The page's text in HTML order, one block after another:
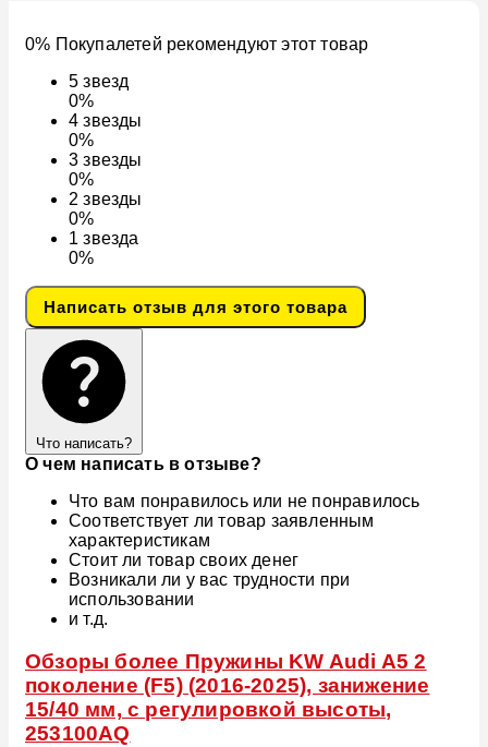
0% Покупалетей рекомендуют этот товар
5звезд
0%
4звезды
0%
3звезды
0%
2звезды
0%
1звезда
0%
Написать отзыв для этого товара
Что написать?
О чем написать в отзыве?
Что вам понравилось или не понравилось
Соответствует ли товар заявленным
характеристикам
Стоит ли товар своих денег
Возникали ли у вас трудности при
использовании
и т.д.
Обзоры более Пружины KW Audi A5 2
поколение (F5) (2016-2025), занижение
15/40 мм, с регулировкой высоты,
253100AQ